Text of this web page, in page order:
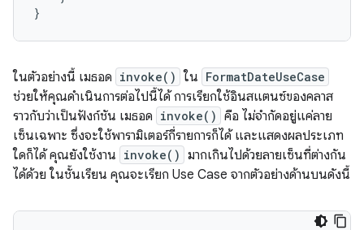
}
ในตัวอย่างนี้ เมธอด invoke() ใน FormatDateUseCase
ช่วยให้คุณดำเนินการต่อไปนี้ได้ การเรียกใช้อินสแตนซ์ของคลาส
ราวกับว่าเป็นฟังก์ชัน เมธอด invoke() คือ ไม่จำกัดอยู่แค่ลาย
เซ็นเฉพาะ ซึ่งจะใช้พารามิเตอร์กี่รายการก็ได้ และแสดงผลประเภท
ใดก็ได้ คุณยังใช้งาน invoke() มากเกินไปด้วยลายเซ็นที่ต่างกัน
ได้ด้วย ในชั้นเรียน คุณจะเรียก Use Case จากตัวอย่างด้านบนดังนี้